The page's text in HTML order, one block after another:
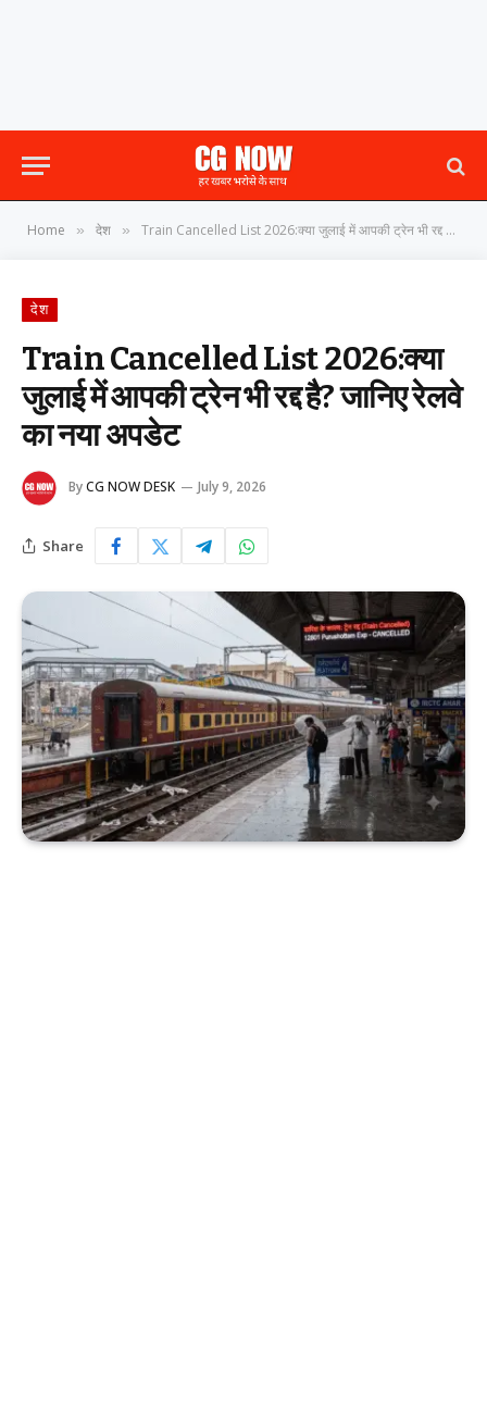
Home » देश » Train Cancelled List 2026:क्या जुलाई में आपकी ट्रेन भी रद्द है? जानिए रेलवे का नया अपडेट
देश
Train Cancelled List 2026:क्या
जुलाई में आपकी ट्रेन भी रद्द है? जानिए रेलवे
का नया अपडेट
ByCG NOW DESK July 9, 2026
Share